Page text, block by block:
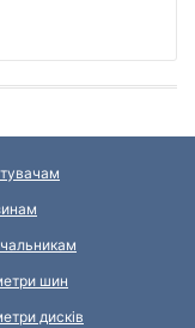
шин
дисків